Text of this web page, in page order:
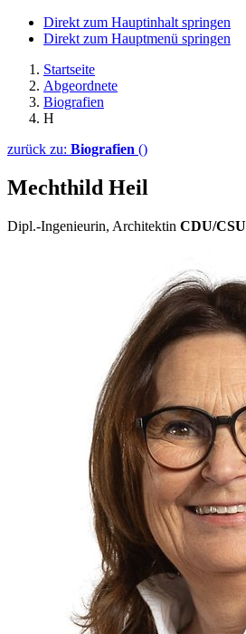
Direkt zum Hauptinhalt springen
Direkt zum Hauptmenü springen
Startseite
Abgeordnete
Biografien
H
zurück zu: Biografien ()
Mechthild Heil
Dipl.-Ingenieurin, Architektin CDU/CSU